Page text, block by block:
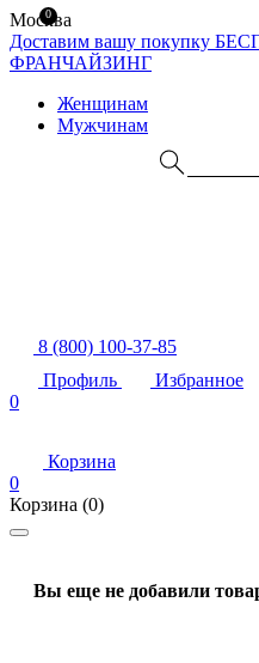
Москва
Доставим вашу покупку
ФРАНЧАЙЗИНГ
Женщинам
Мужчинам
8 (800) 100-37-85
Профиль
Избранное
0
Корзина
0
Корзина (0)
Вы еще не добавили
0